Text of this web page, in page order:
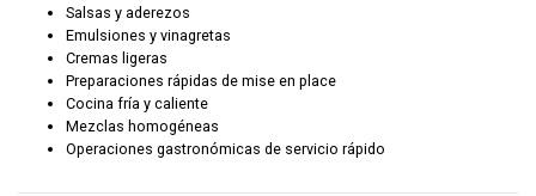
Salsas y aderezos
Emulsiones y vinagretas
Cremas ligeras
Preparaciones rápidas de mise en place
Cocina fría y caliente
Mezclas homogéneas
Operaciones gastronómicas de servicio rápido